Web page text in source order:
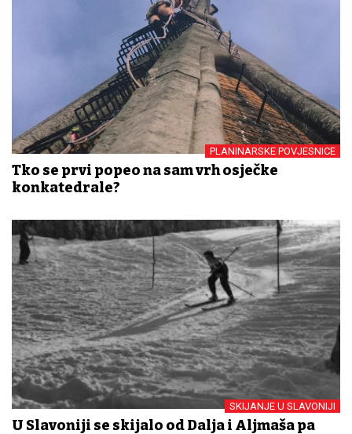
PLANINARSKE POVJESNICE
Tko se prvi popeo na sam vrh osječke
konkatedrale?
SKIJANJE U SLAVONIJI
U Slavoniji se skijalo od Dalja i Aljmaša pa